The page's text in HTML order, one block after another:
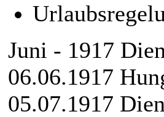
Juni - 1917
06.06.1917
05.07.1917